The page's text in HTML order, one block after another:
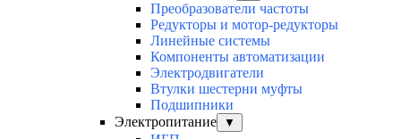
Преобразователи частоты
Редукторы и мотор-редукторы
Линейные системы
Компоненты автоматизации
Электродвигатели
Втулки шестерни муфты
Подшипники
Электропитание
▼